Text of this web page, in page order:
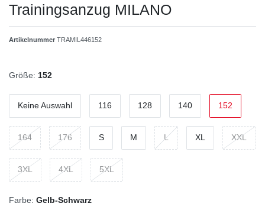
Trainingsanzug MILANO
Artikelnummer TRAMIL446152
Größe: 152
Keine Auswahl 116 128 140 152
164 176 S M L XL XXL
3XL 4XL 5XL
Farbe: Gelb-Schwarz